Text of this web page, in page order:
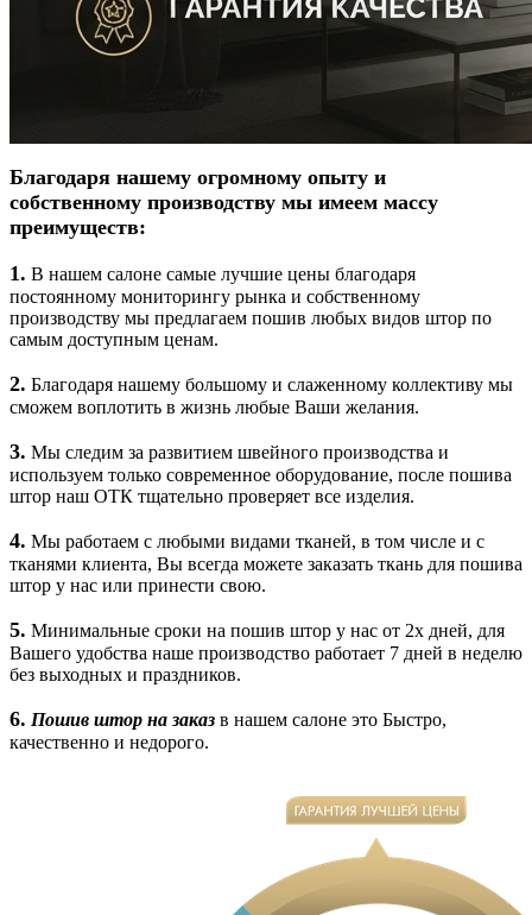
Благодаря нашему огромному опыту и
собственному производству мы имеем массу
преимуществ:
1. В нашем салоне самые лучшие цены благодаря
постоянному мониторингу рынка и собственному
производству мы предлагаем пошив любых видов штор по
самым доступным ценам.
2. Благодаря нашему большому и слаженному коллективу мы
сможем воплотить в жизнь любые Ваши желания.
3. Мы следим за развитием швейного производства и
используем только современное оборудование, после пошива
штор наш ОТК тщательно проверяет все изделия.
4. Мы работаем с любыми видами тканей, в том числе и с
тканями клиента, Вы всегда можете заказать ткань для пошива
штор у нас или принести свою.
5. Минимальные сроки на пошив штор у нас от 2х дней, для
Вашего удобства наше производство работает 7 дней в неделю
без выходных и праздников.
6. Пошив штор на заказ в нашем салоне это Быстро,
качественно и недорого.